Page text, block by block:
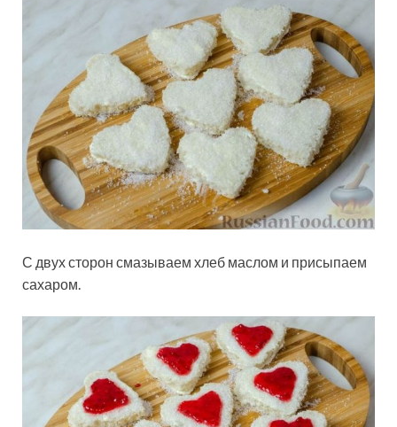
С двух сторон смазываем хлеб маслом и присыпаем
сахаром.